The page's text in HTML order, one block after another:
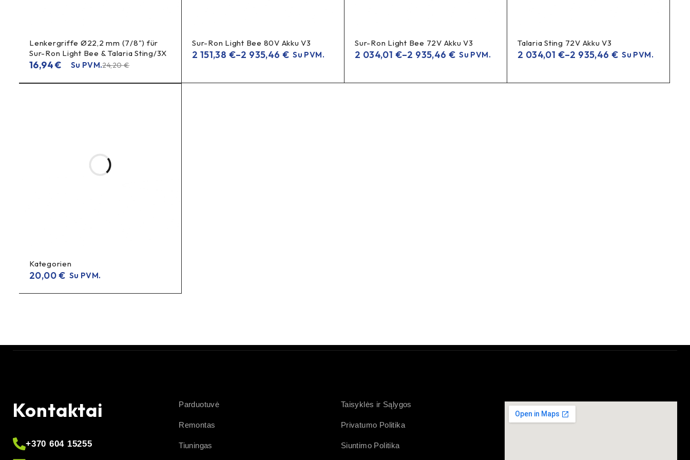
8.R – agresyvesnis „bite“, didesnė galia ir šiluminė ištvermė; 8.P– universalesnė, tylesnė ir lėčiau dėvisi kasdien.
Ar tinka paprastam dviračiui?
Lenkergriffe Ø22,2 mm (7/8") für
Sur-Ron Light Bee & Talaria Sting/3X
24,20€
16,94€ Su PVM.
Sur-Ron Light Bee 80V Akku V3
2 151,38 €–2 935,46€ Su PVM.
Sur-Ron Light Bee 72V Akku V3
2 034,01 €–2 935,46€ Su PVM.
Talaria Sting 72V Akku V3
2 034,01 €–2 935,46€ Su PVM.
Kategorien
20,00€ Su PVM.
Kontaktai
+370 604 15255
Parduotuvė
Remontas
Tiuningas
Taisyklės ir Sąlygos
Privatumo Politika
Siuntimo Politika